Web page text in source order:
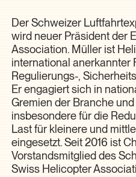
Der Schweizer
wird neuer Präsident der
Association. Müller ist
international anerkannter
Regulierungs-,
Er engagiert sich in
Gremien der Branche
insbesondere für die
Last für kleinere und
eingesetzt. Seit 2016 ist
Vorstandsmitglied des
Swiss Helicopter